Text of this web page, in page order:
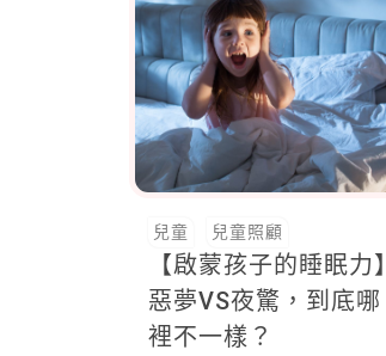
兒童 兒童照顧
【啟蒙孩子的睡眠力】
惡夢VS夜驚，到底哪
裡不一樣？